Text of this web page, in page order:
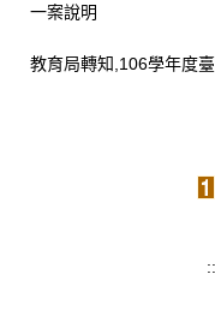
一案說明
教育局轉知,106學年度